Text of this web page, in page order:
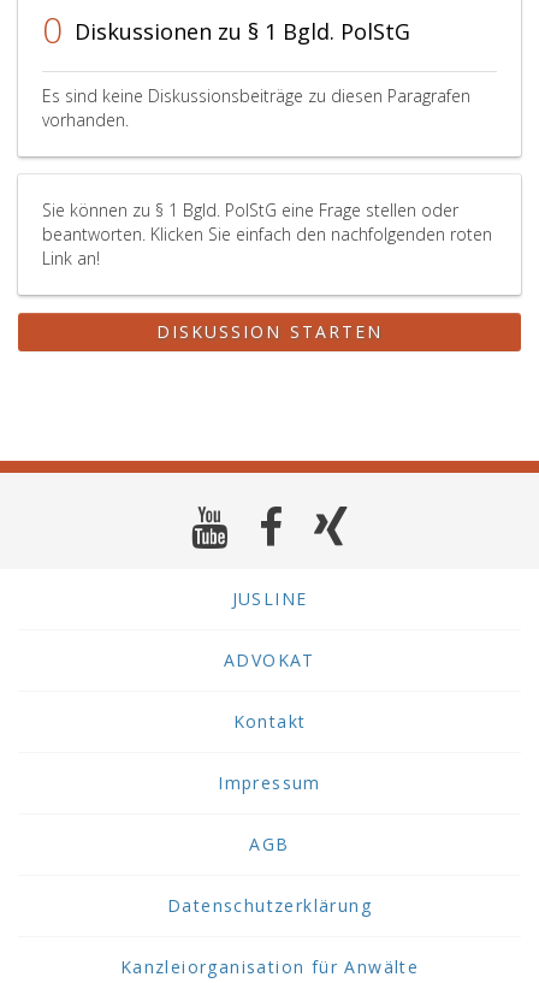
0 Diskussionen zu § 1 Bgld. PolStG
Es sind keine Diskussionsbeiträge zu diesen Paragrafen
vorhanden.
Sie können zu § 1 Bgld. PolStG eine Frage stellen oder
beantworten. Klicken Sie einfach den nachfolgenden roten
Link an!
DISKUSSION STARTEN
JUSLINE
ADVOKAT
Kontakt
Impressum
AGB
Datenschutzerklärung
Kanzleiorganisation für Anwälte